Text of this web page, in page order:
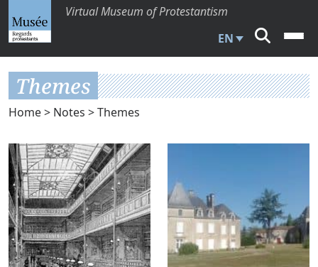
Virtual Museum of Protestantism
EN
Themes
Home> Notes > Themes